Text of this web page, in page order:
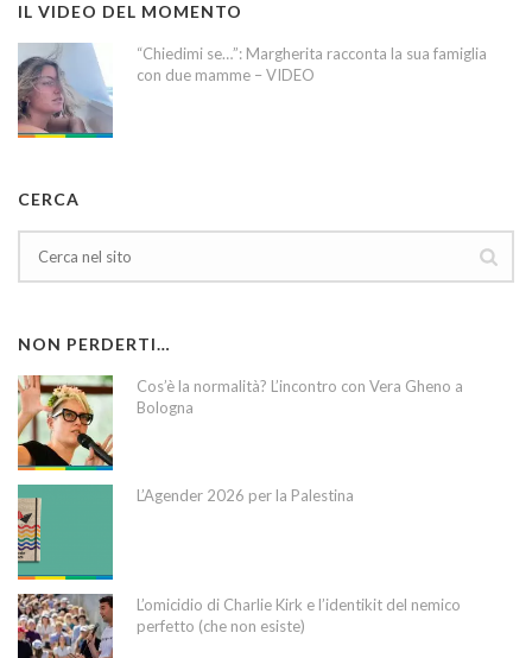
IL VIDEO DEL MOMENTO
“Chiedimi se…”: Margherita racconta la sua famiglia
con due mamme – VIDEO
CERCA
NON PERDERTI…
Cos’è la normalità? L’incontro con Vera Gheno a
Bologna
L’Agender 2026 per la Palestina
L’omicidio di Charlie Kirk e l’identikit del nemico
perfetto (che non esiste)